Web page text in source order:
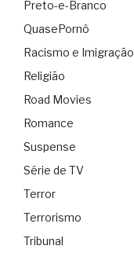
Preto-e-Branco
QuasePornô
Racismo e Imigração
Religião
Road Movies
Romance
Suspense
Série de TV
Terror
Terrorismo
Tribunal